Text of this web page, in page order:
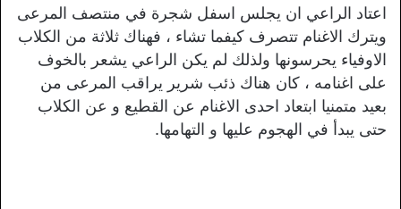
اعتاد الراعي ان يجلس اسفل شجرة في منتصف المرعى
ويترك الاغنام تتصرف كيفما تشاء ، فهناك ثلاثة من الكلاب
الاوفياء يحرسونها ولذلك لم يكن الراعي يشعر بالخوف
على اغنامه ، كان هناك ذئب شرير يراقب المرعى من
بعيد متمنيا ابتعاد احدى الاغنام عن القطيع و عن الكلاب
حتى يبدأ في الهجوم عليها و التهامها.